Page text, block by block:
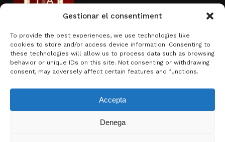
Gestionar el consentiment
To provide the best experiences, we use technologies like
cookies to store and/or access device information. Consenting to
these technologies will allow us to process data such as browsing
behavior or unique IDs on this site. Not consenting or withdrawing
consent, may adversely affect certain features and functions.
Accepta
Denega
Actividad subvencionada por